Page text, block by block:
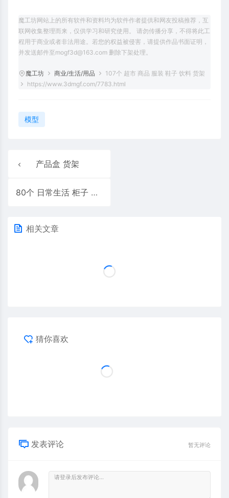
魔工坊网站上的所有软件和资料均为软件作者提供和网友投稿推荐，互
联网收集整理而来，仅供学习和研究使用。 请勿传播分享，不得将此工
程用于商业或者非法用途。若您的权益被侵害，请提供作品书面证明，
并发送邮件至mogf3d@163.com 删除下架处理。
魔工坊 商业/生活/用品
107个 超市 商品 服装 鞋子 饮料 货架
https://www.3dmgf.com/7783.html
模型
产品盒 货架
80个 日常生活 柜子 水桶 灭火器 工具模型
相关文章
猜你喜欢
发表评论 暂无评论